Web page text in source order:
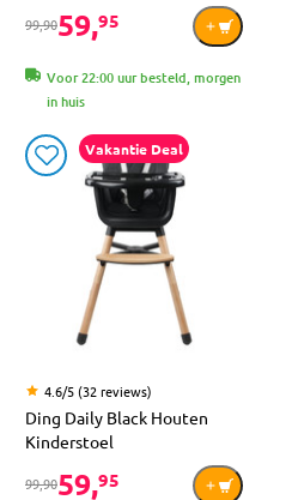
99,9059,95
Voor 22:00 uur besteld, morgen
in huis
Vakantie Deal
4.6/5 (32 reviews)
Ding Daily Black Houten
Kinderstoel
99,9059,95